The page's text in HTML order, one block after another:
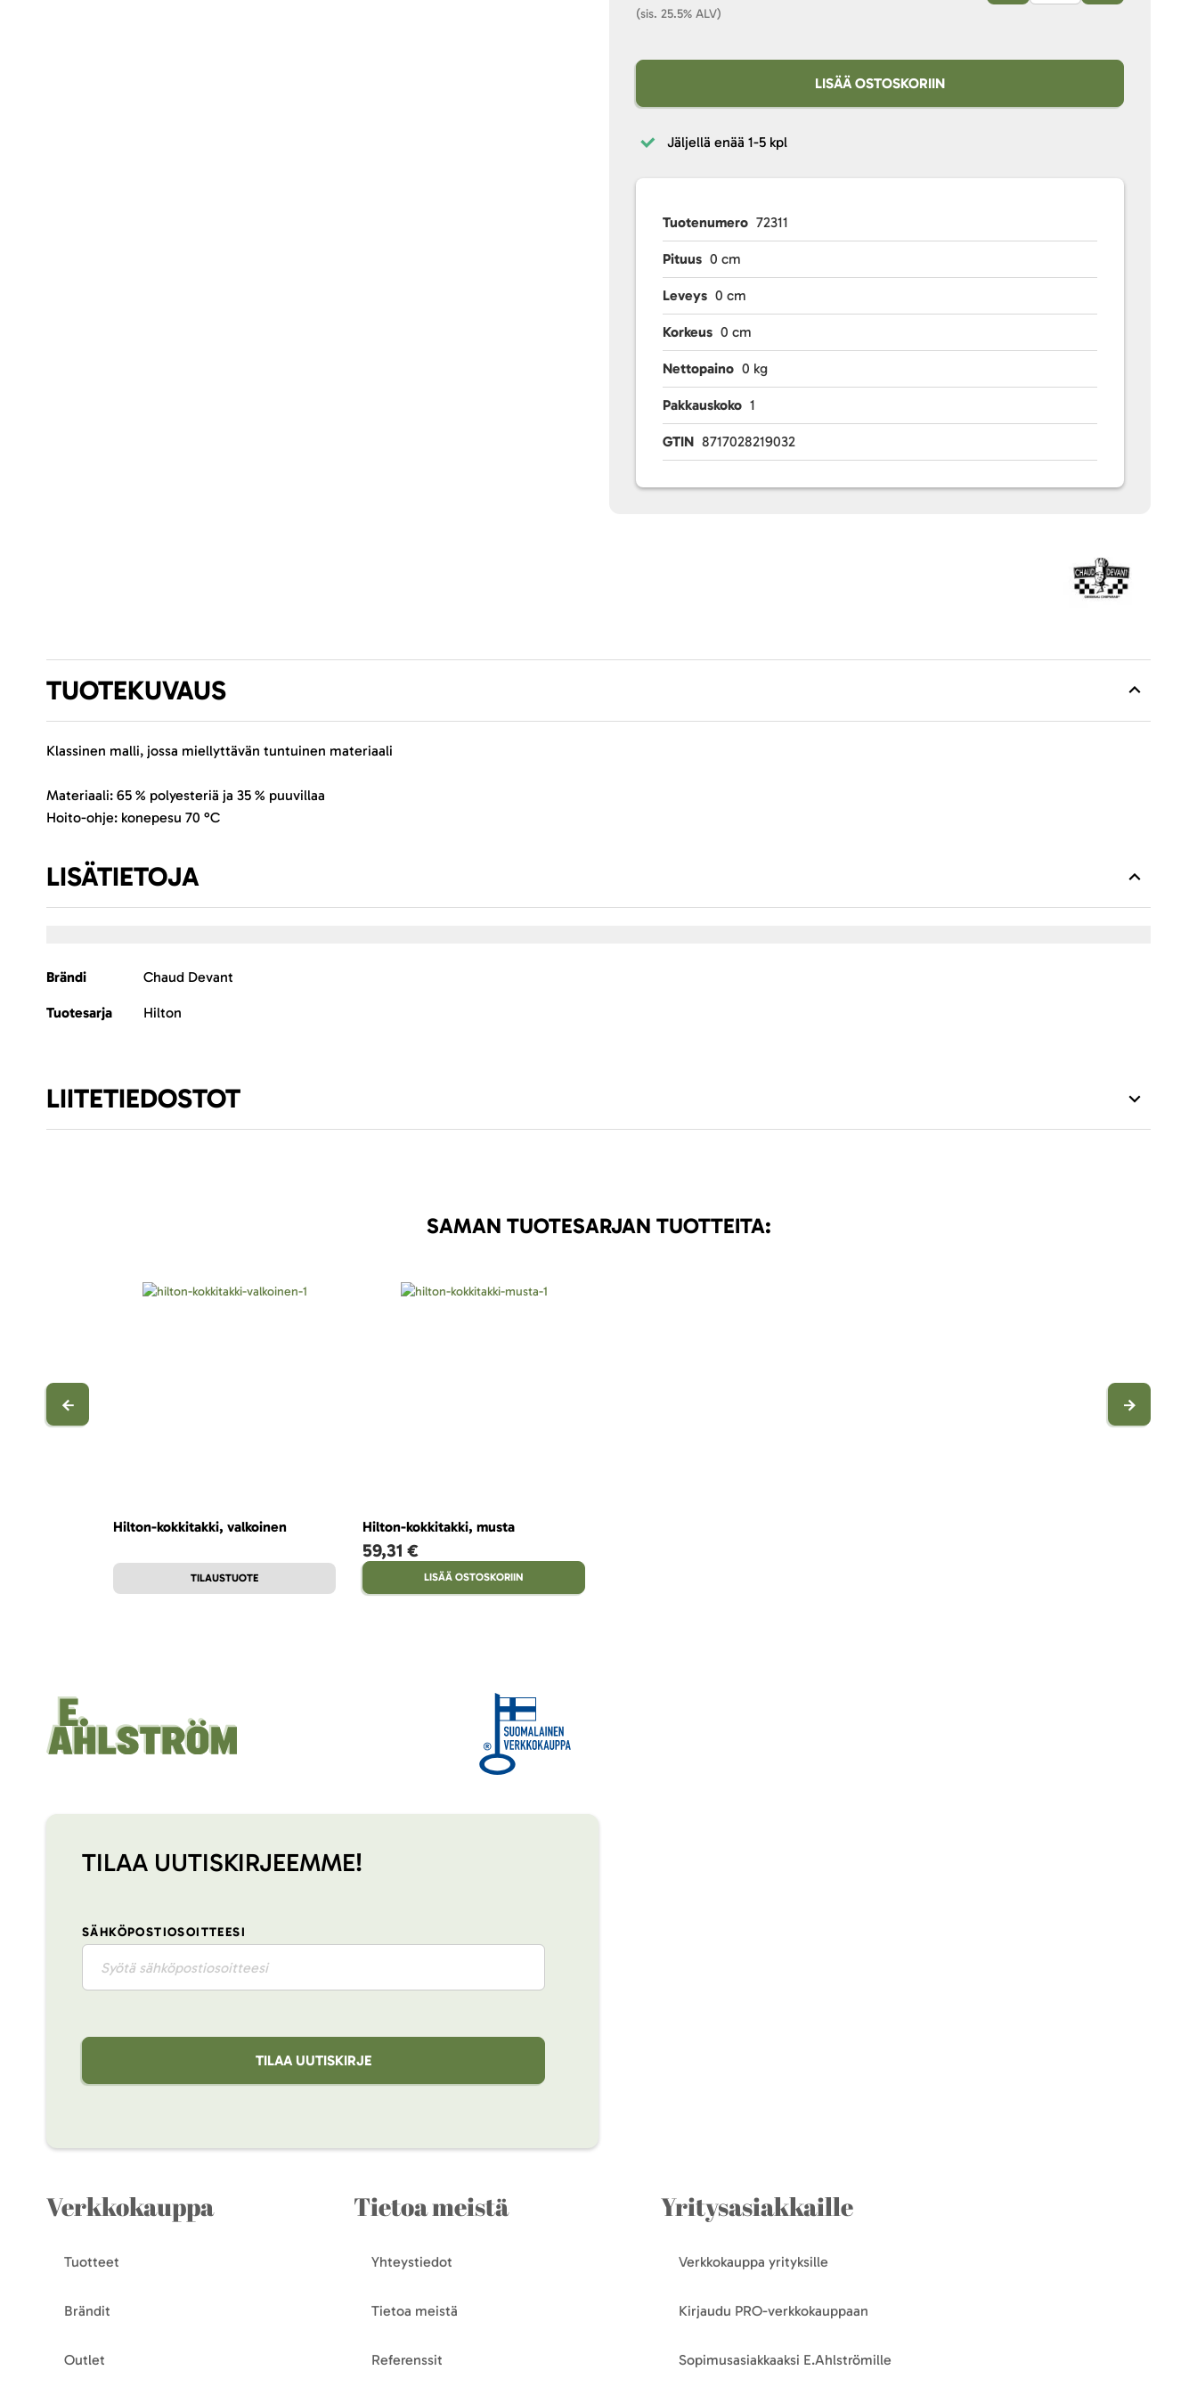
(sis. 25.5% ALV)
LISÄÄ OSTOSKORIIN
Jäljellä enää 1-5 kpl
Tuotenumero 72311
Pituus 0 cm
Leveys 0 cm
Korkeus 0 cm
Nettopaino 0 kg
Pakkauskoko 1
GTIN 8717028219032
TUOTEKUVAUS
Klassinen malli, jossa miellyttävän tuntuinen materiaali
Materiaali: 65 % polyesteriä ja 35 % puuvillaa
Hoito-ohje: konepesu 70 °C
LISÄTIETOJA
Lisätietoja
Brändi Chaud Devant
Tuotesarja Hilton
LIITETIEDOSTOT
SAMAN TUOTESARJAN TUOTTEITA:
Hilton-kokkitakki, valkoinen
TILAUSTUOTE
Hilton-kokkitakki, musta
59,31 €
LISÄÄ OSTOSKORIIN
TILAA UUTISKIRJEEMME!
SÄHKÖPOSTIOSOITTEESI
TILAA UUTISKIRJE
Verkkokauppa
Tuotteet
Brändit
Outlet
Tietoa meistä
Yhteystiedot
Tietoa meistä
Referenssit
Yritysasiakkaille
Verkkokauppa yrityksille
Kirjaudu PRO-verkkokauppaan
Sopimusasiakkaaksi E.Ahlströmille